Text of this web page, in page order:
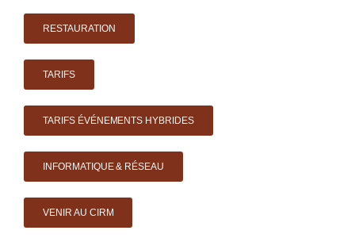
RESTAURATION
TARIFS
TARIFS ÉVÉNEMENTS HYBRIDES
INFORMATIQUE & RÉSEAU
VENIR AU CIRM